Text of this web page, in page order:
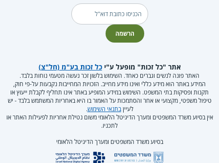
דוא"ל
הרשמה
אתר "כל זכות" מופעל ע"יכל זכות בע"מ (חל"צ)
האתר פונה לנשים וגברים כאחד. השימוש בלשון זכר נעשה מטעמי נוחות בלבד.
המידע באתר הוא מידע כללי ואינו מידע מחייב. הזכויות המחייבות נקבעות על-פי חוק,
תקנות ופסיקות בתי המשפט. השימוש במידע המופיע באתר אינו תחליף לקבלת ייעוץ או
טיפול משפטי, מקצועי או אחר והסתמכות על האמור בו היא באחריות המשתמש בלבד - יש
לעייןבתנאי השימוש.
אין בסיוע משרד המשפטים ומערך הדיגיטל הלאומי משום נטילת אחריות לפעילות האתר או
לתכניו.
בסיוע משרד המשפטים ומערך הדיגיטל הלאומי